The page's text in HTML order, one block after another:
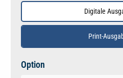
Digitale
Print-
Option